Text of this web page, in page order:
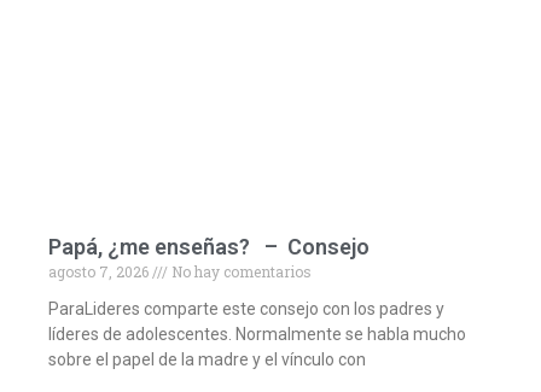
Papá, ¿me enseñas? – Consejo
agosto 7, 2026
No hay comentarios
ParaLideres comparte este consejo con los padres y
líderes de adolescentes. Normalmente se habla mucho
sobre el papel de la madre y el vínculo con